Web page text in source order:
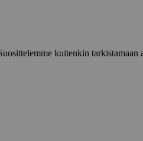
kuitenkin tarkistamaan